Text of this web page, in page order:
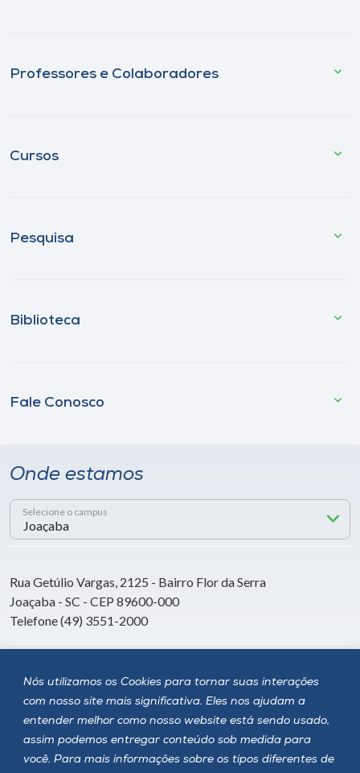
Nós utilizamos os Cookies para tornar suas interações
com nosso site mais significativa. Eles nos ajudam a
entender melhor como nosso website está sendo usado,
assim podemos entregar conteúdo sob medida para
você. Para mais informações sobre os tipos diferentes de
Professores e Colaboradores
Cursos
Pesquisa
Biblioteca
Fale Conosco
Onde estamos
Selecione o campus
Rua Getúlio Vargas, 2125 - Bairro Flor da Serra
Joaçaba - SC - CEP 89600-000
Telefone (49) 3551-2000
Siga a Unoesc